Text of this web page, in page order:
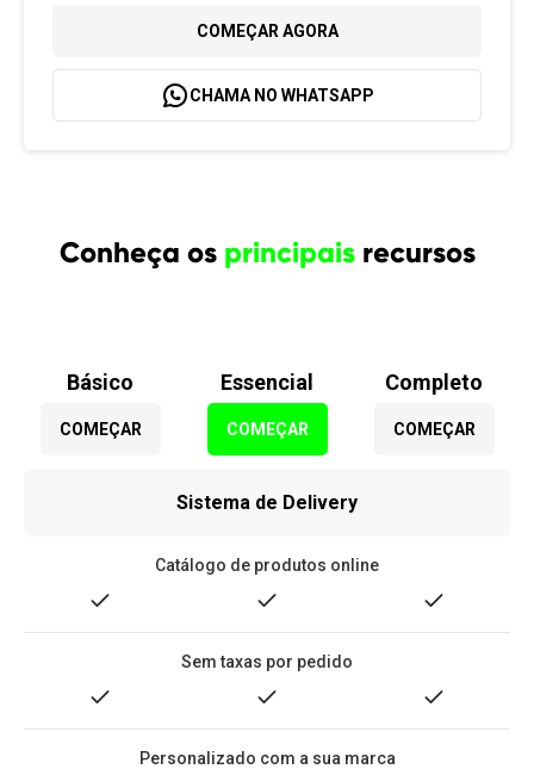
COMEÇAR AGORA
CHAMA NO WHATSAPP
Conheça os principaisrecursos
Básico
COMEÇAR
Essencial
COMEÇAR
Completo
COMEÇAR
Sistema de Delivery
Catálogo de produtos online
Sem taxas por pedido
Personalizado com a sua marca